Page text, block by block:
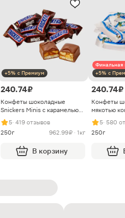
+5% с Премиум
240.74 ₽
Конфеты шоколадные
Snickers Minis с карамелью
арахисом и нугой
5· 419 отзывов
250г
962.99 ₽ · 1кг
В корзину
Финальная
+5% с
240.74 ₽
Конфеты
мякотью
5· 580
250г